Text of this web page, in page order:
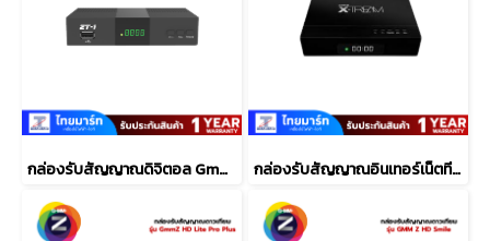
กล่องรับสัญญาณดิจิตอล GmmZ ZT-1 กล่องรับสัญญาณอินเทอร์เน็ตทีวี Android X